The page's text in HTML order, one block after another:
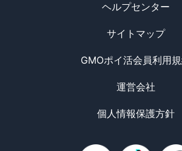
ヘルプセンター
サイトマップ
GMOポイ活会員利用
運営会社
個人情報保護方針